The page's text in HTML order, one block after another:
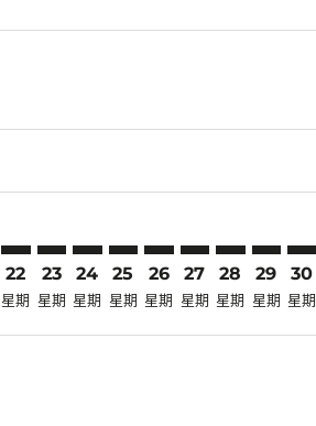
MYY–ICN: cmp-view-offers-disclaimer.
22
星期
MYY–ICN: cmp-view-offers-
23
星期
MYY–ICN: cmp-view-offers-
24
星期
MYY–ICN: cmp-view-
25
星期
MYY–ICN: cmp-
26
星期
MYY–ICN:
27
星期
MYY–ICN:
28
星期
29
星期
30
星期